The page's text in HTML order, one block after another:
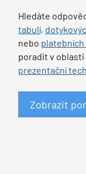
Hledáte
tabulí,
nebo
poradit v oblasti
prezentační
Zobrazit